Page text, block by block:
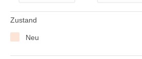
Taylor
Zustand
Neu